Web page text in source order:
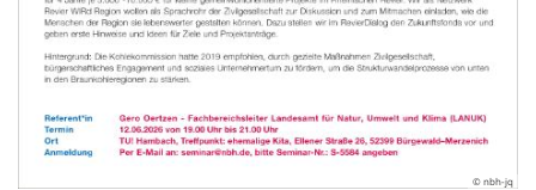
© nbh-jq